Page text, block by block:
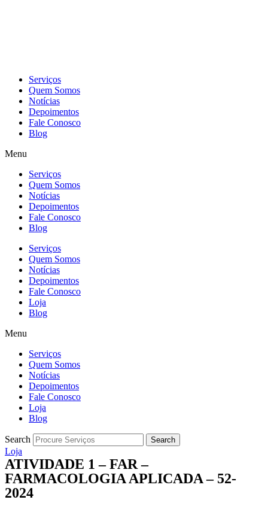
Serviços
Quem Somos
Notícias
Depoimentos
Fale Conosco
Blog
Menu
Serviços
Quem Somos
Notícias
Depoimentos
Fale Conosco
Blog
Serviços
Quem Somos
Notícias
Depoimentos
Fale Conosco
Loja
Blog
Menu
Serviços
Quem Somos
Notícias
Depoimentos
Fale Conosco
Loja
Blog
Search Search
Loja
ATIVIDADE 1 – FAR –
FARMACOLOGIA APLICADA – 52-
2024